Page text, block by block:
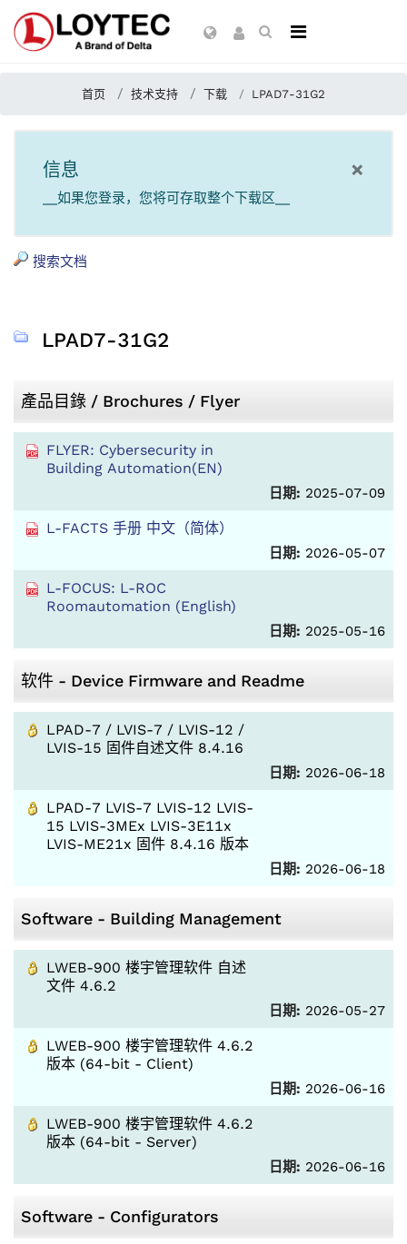
首页 技术支持 下载 LPAD7-31G2
×
信息
__如果您登录，您将可存取整个下载区__
搜索文档
LPAD7-31G2
產品目錄 / Brochures / Flyer
FLYER: Cybersecurity in
Building Automation(EN)
日期: 2025-07-09
L-FACTS 手册 中文（简体）
日期: 2026-05-07
L-FOCUS: L-ROC
Roomautomation (English)
日期: 2025-05-16
软件 - Device Firmware and Readme
LPAD-7 / LVIS-7 / LVIS-12 /
LVIS-15 固件自述文件 8.4.16
日期: 2026-06-18
LPAD-7 LVIS-7 LVIS-12 LVIS-
15 LVIS-3MEx LVIS-3E11x
LVIS-ME21x 固件 8.4.16 版本
日期: 2026-06-18
Software - Building Management
LWEB-900 楼宇管理软件 自述
文件 4.6.2
日期: 2026-05-27
LWEB-900 楼宇管理软件 4.6.2
版本 (64-bit - Client)
日期: 2026-06-16
LWEB-900 楼宇管理软件 4.6.2
版本 (64-bit - Server)
日期: 2026-06-16
Software - Configurators